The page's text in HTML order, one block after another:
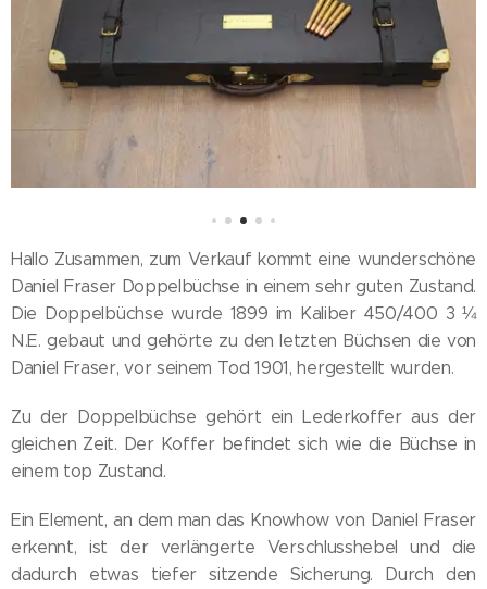
Hallo Zusammen, zum Verkauf kommt eine wunderschöne
Daniel Fraser Doppelbüchse in einem sehr guten Zustand.
Die Doppelbüchse wurde 1899 im Kaliber 450/400 3 ¼
N.E. gebaut und gehörte zu den letzten Büchsen die von
Daniel Fraser, vor seinem Tod 1901, hergestellt wurden.
Zu der Doppelbüchse gehört ein Lederkoffer aus der
gleichen Zeit. Der Koffer befindet sich wie die Büchse in
einem top Zustand.
Ein Element, an dem man das Knowhow von Daniel Fraser
erkennt, ist der verlängerte Verschlusshebel und die
dadurch etwas tiefer sitzende Sicherung. Durch den